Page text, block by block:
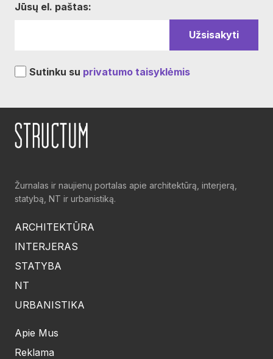
Jūsų el. paštas:
Sutinku su privatumo taisyklėmis
Žurnalas ir naujienų portalas apie architektūrą, interjerą,
statybą, NT ir urbanistiką.
ARCHITEKTŪRA
INTERJERAS
STATYBA
NT
URBANISTIKA
Apie Mus
Reklama